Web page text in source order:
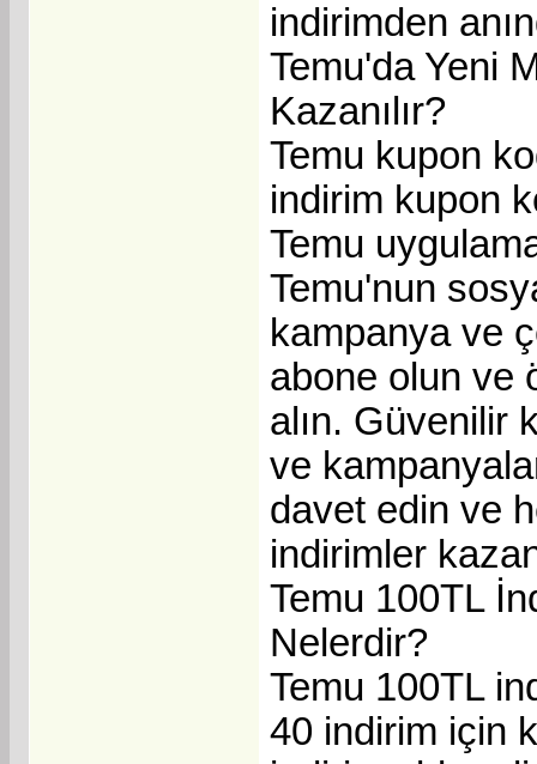
indirimden
Temu'da Yeni
Kazanılır?
Temu kupon
indirim kupon
Temu
Temu'nun
kampanya ve
abone olun ve
alın. Güvenilir
ve
davet edin ve
indirimler
Temu 100TL
Nelerdir?
Temu 100TL
40 indirim için